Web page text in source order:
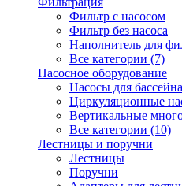
Фильтр с насосом
Фильтр без насоса
Наполнитель для
Все категории (7)
Насосное оборудование
Насосы для бассейна
Циркуляционные
Вертикальные
Все категории (10)
Лестницы и поручни
Лестницы
Поручни